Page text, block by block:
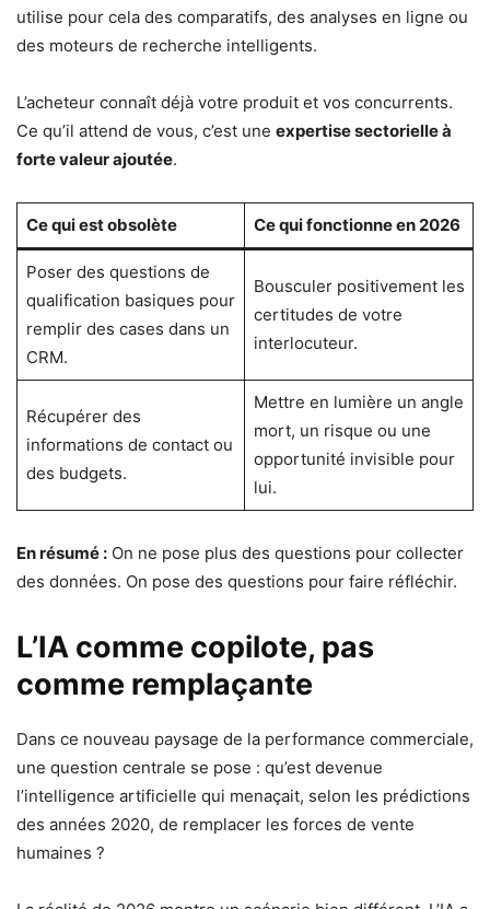
utilise pour cela des comparatifs, des analyses en ligne ou
des moteurs de recherche intelligents.
L’acheteur connaît déjà votre produit et vos concurrents.
Ce qu’il attend de vous, c’est une expertise sectorielle à
forte valeur ajoutée.
Ce qui est obsolète Ce qui fonctionne en 2026
Poser des questions de
qualification basiques pour
remplir des cases dans un
CRM.
Bousculer positivement les
certitudes de votre
interlocuteur.
Récupérer des
informations de contact ou
des budgets.
Mettre en lumière un angle
mort, un risque ou une
opportunité invisible pour
lui.
En résumé : On ne pose plus des questions pour collecter
des données. On pose des questions pour faire réfléchir.
L’IA comme copilote, pas
comme remplaçante
Dans ce nouveau paysage de la performance commerciale,
une question centrale se pose : qu’est devenue
l’intelligence artificielle qui menaçait, selon les prédictions
des années 2020, de remplacer les forces de vente
humaines ?